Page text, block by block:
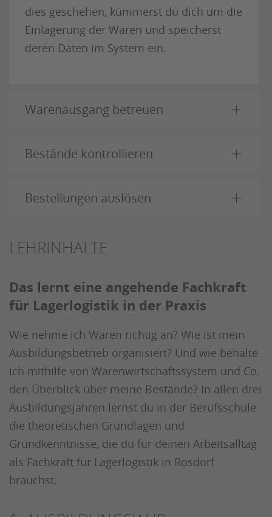
dies geschehen, kümmerst du dich um die
Einlagerung der Waren und speicherst
deren Daten im System ein.
Warenausgang betreuen
Bestände kontrollieren
Bestellungen auslösen
LEHRINHALTE
Das lernt eine angehende Fachkraft
für Lagerlogistik in der Praxis
Wie nehme ich Waren richtig an? Wie ist mein
Ausbildungsbetrieb organisiert? Und wie behalte
ich mithilfe von Warenwirtschaftssystem und Co.
den Überblick über meine Bestände? In allen drei
Ausbildungsjahren lernst du in der Berufsschule
die theoretischen Grundlagen und
Grundkenntnisse, die du für deinen Arbeitsalltag
als Fachkraft für Lagerlogistik in Rosdorf
brauchst.